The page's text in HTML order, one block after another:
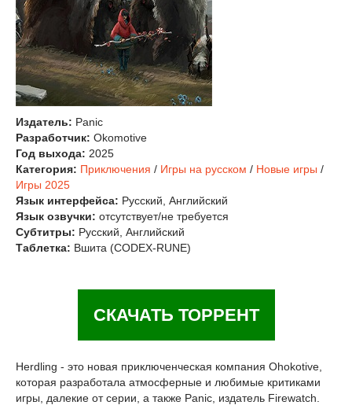
Издатель: Panic
Разработчик: Okomotive
Год выхода: 2025
Категория: Приключения / Игры на русском / Новые игры /
Игры 2025
Язык интерфейса: Русский, Английский
Язык озвучки: отсутствует/не требуется
Субтитры: Русский, Английский
Таблетка: Вшита (CODEX-RUNE)
СКАЧАТЬ ТОРРЕНТ
Herdling - это новая приключенческая компания Ohokotive,
которая разработала атмосферные и любимые критиками
игры, далекие от серии, а также Panic, издатель Firewatch.